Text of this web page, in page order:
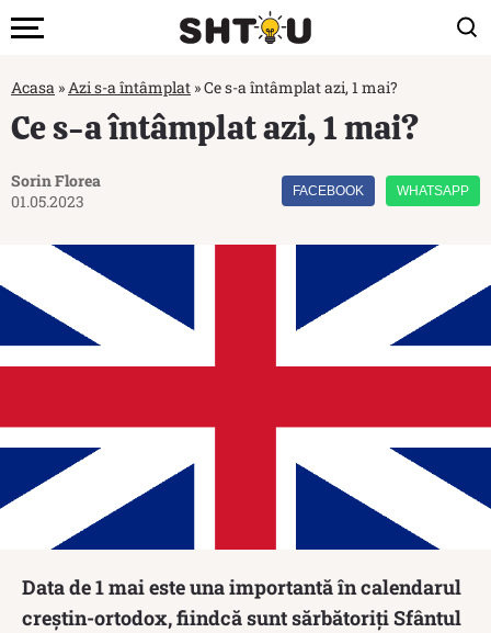
Acasa »Azi s-a întâmplat »Ce s-a întâmplat azi, 1 mai?
Ce s-a întâmplat azi, 1 mai?
Sorin Florea
01.05.2023
FACEBOOK WHATSAPP
Data de 1 mai este una importantă în calendarul
creștin-ortodox, fiindcă sunt sărbătoriți Sfântul